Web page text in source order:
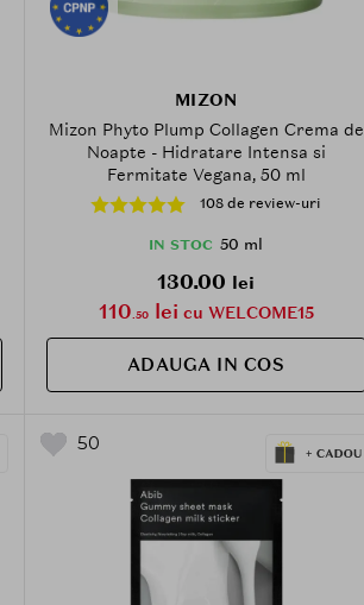
MIZON
Mizon Phyto Plump Collagen Crema de
Noapte - Hidratare Intensa si
Fermitate Vegana, 50 ml
108 de review-uri
IN STOC 50 ml
130.00 lei
110.50lei cu WELCOME15
ADAUGA IN COS
50